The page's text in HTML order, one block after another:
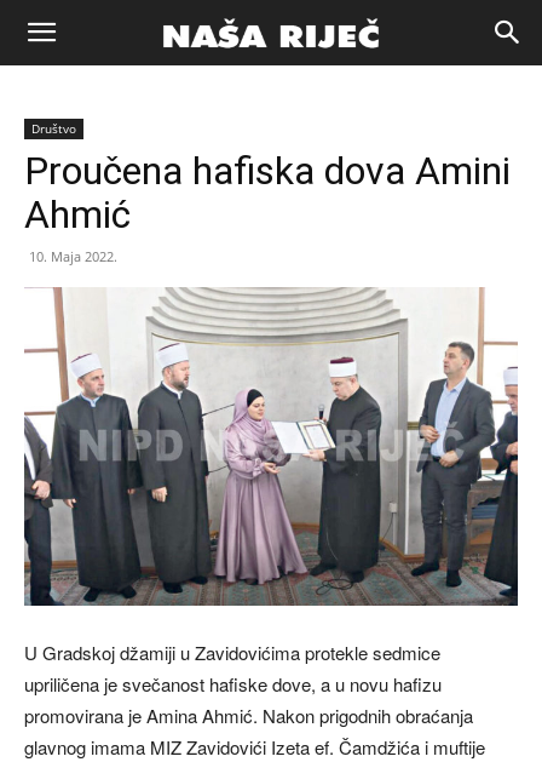
Naša
riječ
Društvo
Proučena hafiska dova Amini
Ahmić
10. Maja 2022.
U Gradskoj džamiji u Zavidovićima protekle sedmice
upriličena je svečanost hafiske dove, a u novu hafizu
promovirana je Amina Ahmić. Nakon prigodnih obraćanja
glavnog imama MIZ Zavidovići Izeta ef. Čamdžića i muftije